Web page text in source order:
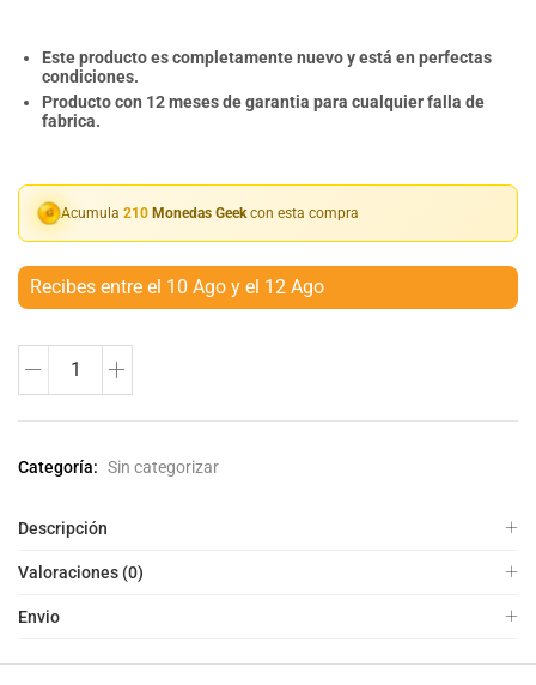
Este producto es completamente nuevo y está en perfectas
condiciones.
Producto con 12 meses de garantia para cualquier falla de
fabrica.
Acumula 210 Monedas Geek con esta compra
Recibes entre el 10 Ago y el 12 Ago
Categoría: Sin categorizar
Descripción
Valoraciones (0)
Envio